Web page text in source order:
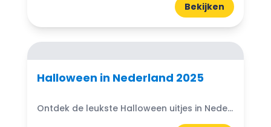
Bekijken
Halloween in Nederland 2025
Ontdek de leukste Halloween uitjes in Nederland 2025. Van spannende spooktochten tot pompoenboerderijen en Halloween in pretparken. Griezel mee!